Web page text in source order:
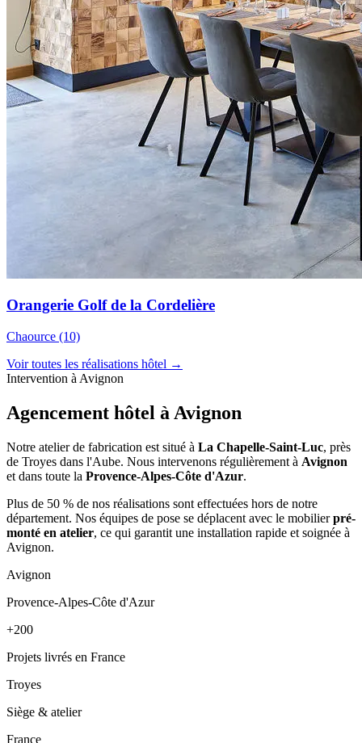
Orangerie Golf de la Cordelière
Chaource (10)
Voir toutes les réalisations hôtel →
Intervention à Avignon
Agencement hôtel à Avignon
Notre atelier de fabrication est situé à La Chapelle-Saint-Luc, près
de Troyes dans l'Aube. Nous intervenons régulièrement à Avignon
et dans toute la Provence-Alpes-Côte d'Azur.
Plus de 50 % de nos réalisations sont effectuées hors de notre
département. Nos équipes de pose se déplacent avec le mobilierpré-
monté en atelier, ce qui garantit une installation rapide et soignée à
Avignon.
Avignon
Provence-Alpes-Côte d'Azur
+200
Projets livrés en France
Troyes
Siège & atelier
France